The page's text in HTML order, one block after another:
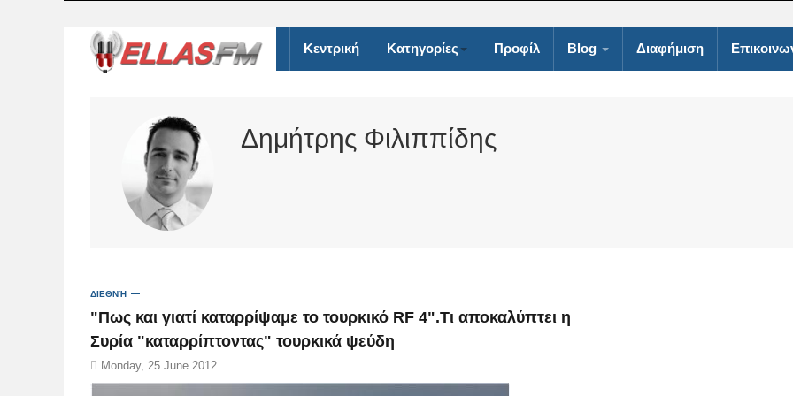
Κεντρική Κατηγορίες Προφίλ Blog Διαφήμιση
Δημήτρης Φιλιππίδης
ΔΙΕΘΝΉ
"Πως και γιατί καταρρίψαμε το τουρκικό RF 4".Τι αποκαλύπτει η
Συρία "καταρρίπτοντας" τουρκικά ψεύδη
Monday, 25 June 2012